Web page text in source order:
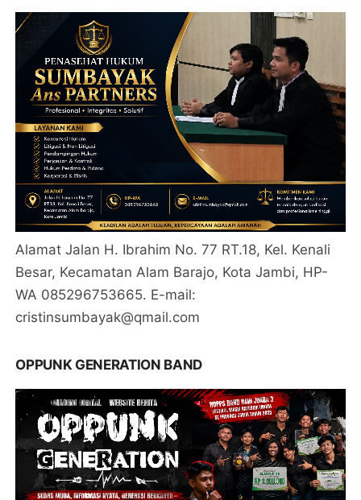
Alamat Jalan H. Ibrahim No. 77 RT.18, Kel. Kenali
Besar, Kecamatan Alam Barajo, Kota Jambi, HP-
WA 085296753665. E-mail:
cristinsumbayak@qmail.com
OPPUNK GENERATION BAND